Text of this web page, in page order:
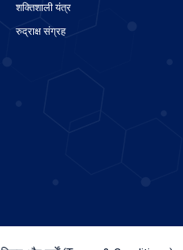
शक्तिशाली यंत्र
रुद्राक्ष संग्रह